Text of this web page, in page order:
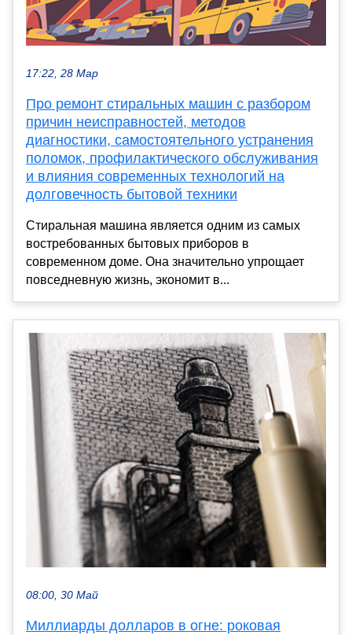
17:22, 28 Мар
Про ремонт стиральных машин с разбором
причин неисправностей, методов
диагностики, самостоятельного устранения
поломок, профилактического обслуживания
и влияния современных технологий на
долговечность бытовой техники
Стиральная машина является одним из самых
востребованных бытовых приборов в
современном доме. Она значительно упрощает
повседневную жизнь, экономит в...
08:00, 30 Май
Миллиарды долларов в огне: роковая